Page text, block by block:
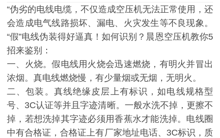
“伪劣的电线电缆，不仅造成空压机无法正常使用，还
会造成电气线路损坏、漏电、火灾发生等不良现象。
“假”电线伪装得好逼真！如何识别？晨恩空压机教你5
招来鉴别：
一、火烧。假电线用火烧会迅速燃烧，有明火并冒出
浓烟。真电线燃烧慢，有少量烟或无烟，无明火。
二、包装。真线绝缘皮层上有标识，如电线规格型
号、3C认证等并且字迹清晰。一般水洗不掉，更擦不
掉，若想洗掉其字迹必须用香蕉水才能洗掉。电线圈
中有合格证，合格证上有厂家地址电话、3C标识，质